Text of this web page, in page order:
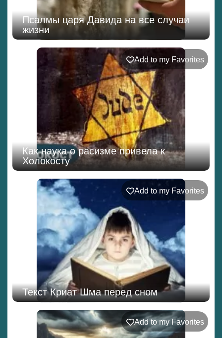
Псалмы царя Давида на все случаи
жизни
Add to my Favorites
Как наука о расизме привела к
Холокосту
Add to my Favorites
Текст Криат Шма перед сном
Add to my Favorites